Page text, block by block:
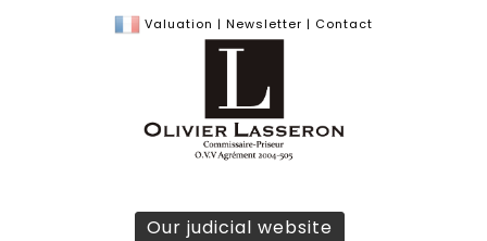
Valuation | Newsletter | Contact
Our judicial website